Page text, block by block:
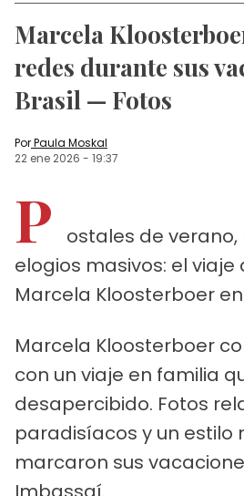
Marcela
redes durante sus
Brasil — Fotos
PorPaula Moskal
22 ene 2026 - 19:37
P
ostales de
elogios masivos: el viaje
Marcela Kloosterboer
Marcela Kloosterboer
con un viaje en familia
desapercibido. Fotos
paradisíacos y un estilo
marcaron sus